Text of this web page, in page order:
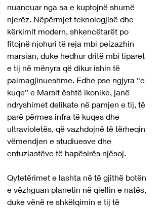
nuancuar nga sa e kuptojnë shumë
njerëz. Nëpërmjet teknologjisë dhe
kërkimit modern, shkencëtarët po
fitojnë njohuri të reja mbi peizazhin
marsian, duke hedhur dritë mbi tiparet
e tij në mënyra që dikur ishin të
paimagjinueshme. Edhe pse ngjyra “e
kuqe” e Marsit është ikonike, janë
ndryshimet delikate në pamjen e tij, të
parë përmes infra të kuqes dhe
ultravioletës, që vazhdojnë të tërheqin
vëmendjen e studiuesve dhe
entuziastëve të hapësirës njësoj.
Qytetërimet e lashta në të gjithë botën
e vëzhguan planetin në qiellin e natës,
duke vënë re shkëlqimin e tij të